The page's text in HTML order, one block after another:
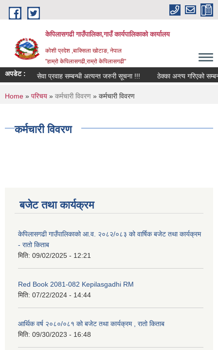
Skip to main content
केपिलासगढी गाउँपालिका,गाउँ कार्यपालिकाको कार्यालय
कोशी प्रदेश ,बाक्सिला खोटाङ, नेपाल
"हाम्रो केपिलासगढी,राम्रो केपिलासगढी"
अपडेट :
राजश्व सेवा प्रवाह सम्बन्धी अत्यन्त जरुरी सूचना !!! ठेक्का अन्त्य गरिएको
You are here
Home » परिचय » कर्मचारी विवरण » कर्मचारी विवरण
कर्मचारी विवरण
बजेट तथा कार्यक्रम
केपिलासगढी गाउँपालिकाको आ.व. २०८२/०८३ को वार्षिक बजेट तथा कार्यक्रम
- रातो किताब
मिति: 09/02/2025 - 12:21
Red Book 2081-082 Kepilasgadhi RM
मिति: 07/22/2024 - 14:44
आर्थिक वर्ष २०८०/०८१ को बजेट तथा कार्यक्रम , रातो किताब
मिति: 09/30/2023 - 16:48